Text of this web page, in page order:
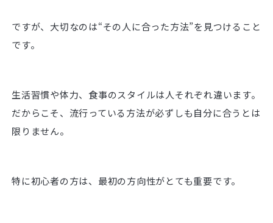
ですが、大切なのは“その人に合った方法”を見つけること
です。
生活習慣や体力、食事のスタイルは人それぞれ違います。
だからこそ、流行っている方法が必ずしも自分に合うとは
限りません。
特に初心者の方は、最初の方向性がとても重要です。